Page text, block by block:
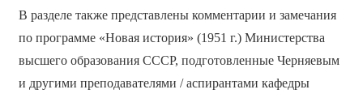
В разделе также представлены комментарии и замечания
по программе «Новая история» (1951 г.) Министерства
высшего образования СССР, подготовленные Черняевым
и другими преподавателями / аспирантами кафедры